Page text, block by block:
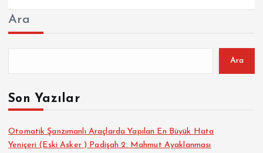
Ara
Ara
Son Yazılar
Otomatik Şanzımanlı Araçlarda Yapılan En Büyük Hata
Yeniçeri (Eski Asker ) Padişah 2. Mahmut Ayaklanması